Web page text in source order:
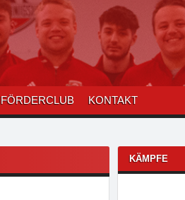
FÖRDERCLUB KONTAKT
KÄMPFE